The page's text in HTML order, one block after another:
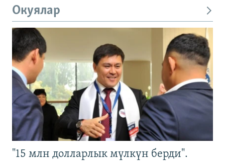
Окуялар
"15 млн долларлык мүлкүн берди".